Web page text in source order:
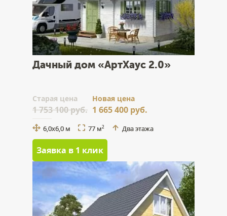
Дачный дом «АртХаус 2.0»
Cтарая цена
1 753 100 руб.
Новая цена
1 665 400 руб.
6,0х6,0 м 77 м2 Два этажа
Заявка в 1 клик